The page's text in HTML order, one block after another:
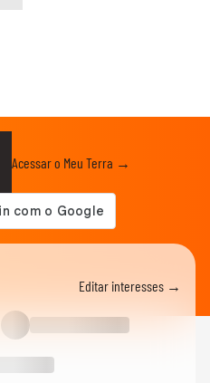
Acessar o Meu Terra →
Editar interesses →